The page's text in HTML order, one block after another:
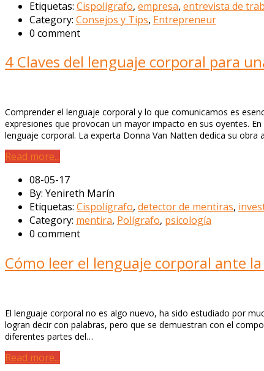
Etiquetas: Cispolígrafo, empresa, entrevista de
Category: Consejos y Tips, Entrepreneur
0 comment
4 Claves del lenguaje corporal para
Comprender el lenguaje corporal y lo que comunicamos es
expresiones que provocan un mayor impacto en sus oyentes.
lenguaje corporal. La experta Donna Van Natten dedica su obra
Read more...
08-05-17
By: Yenireth Marín
Etiquetas: Cispolígrafo, detector de mentiras,
Category: mentira, Polígrafo, psicología
0 comment
Cómo leer el lenguaje corporal ante
El lenguaje corporal no es algo nuevo, ha sido estudiado por
logran decir con palabras, pero que se demuestran con el
diferentes partes del…
Read more...